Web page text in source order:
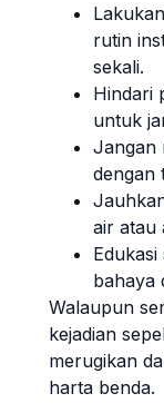
rutin
sekali.
Hindari
untuk
Jangan
dengan
air atau
bahaya
Walaupun
kejadian
merugikan
harta benda.